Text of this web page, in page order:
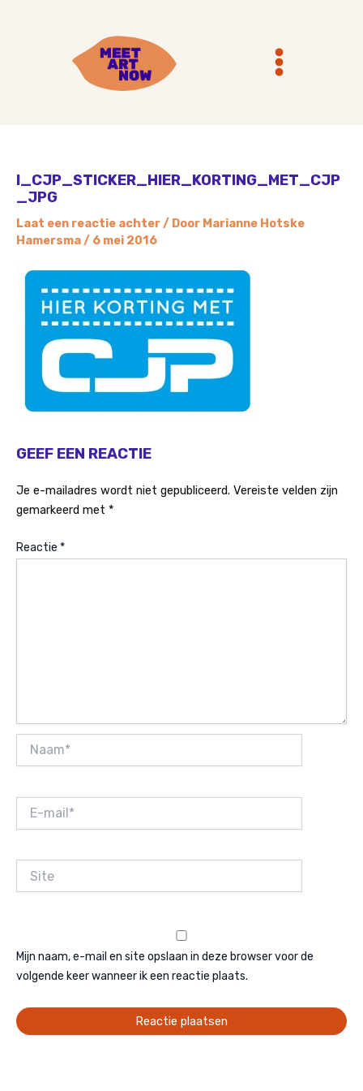
Menu
I_CJP_STICKER_HIER_KORTING_MET_CJP
_JPG
Laat een reactie achter/ Door Marianne Hotske
Hamersma/ 6 mei 2016
GEEF EEN REACTIE
Je e-mailadres wordt niet gepubliceerd. Vereiste velden zijn
gemarkeerd met *
Reactie *
Naam*
E-
mail*
Site
Mijn naam, e-mail en site opslaan in deze browser voor de
volgende keer wanneer ik een reactie plaats.